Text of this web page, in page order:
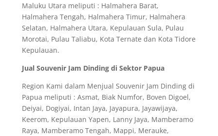
Maluku Utara meliputi : Halmahera Barat,
Halmahera Tengah, Halmahera Timur, Halmahera
Selatan, Halmahera Utara, Kepulauan Sula, Pulau
Morotai, Pulau Taliabu, Kota Ternate dan Kota Tidore
Kepulauan.
Jual Souvenir Jam Dinding di Sektor Papua
Region Kami dalam Menjual Souvenir Jam Dinding di
Papua meliputi : Asmat, Biak Numfor, Boven Digoel,
Deiyai, Dogiyai, Intan Jaya, Jayapura, Jayawijaya,
Keerom, Kepulauan Yapen, Lanny Jaya, Mamberamo
Raya, Mamberamo Tengah, Mappi, Merauke,